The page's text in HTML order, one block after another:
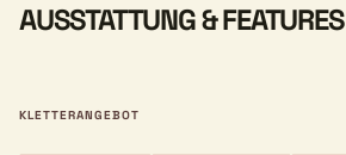
AUSSTATTUNG & FEATURES
KLETTERANGEBOT